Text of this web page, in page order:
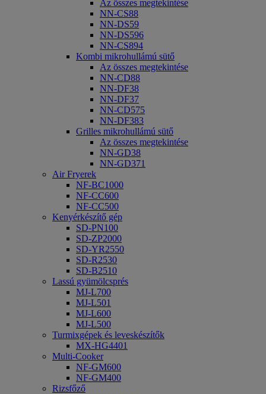
Az összes megtekintése
NN-CS88
NN-DS59
NN-DS596
NN-CS894
Kombi mikrohullámú sütő
Az összes megtekintése
NN-CD88
NN-DF38
NN-DF37
NN-CD575
NN-DF383
Grilles mikrohullámú sütő
Az összes megtekintése
NN-GD38
NN-GD371
Air Fryerek
NF-BC1000
NF-CC600
NF-CC500
Kenyérkészítő gép
SD-PN100
SD-ZP2000
SD-YR2550
SD-R2530
SD-B2510
Lassú gyümölcsprés
MJ-L700
MJ-L501
MJ-L600
MJ-L500
Turmixgépek és leveskészítők
MX-HG4401
Multi-Cooker
NF-GM600
NF-GM400
Rizsfőző